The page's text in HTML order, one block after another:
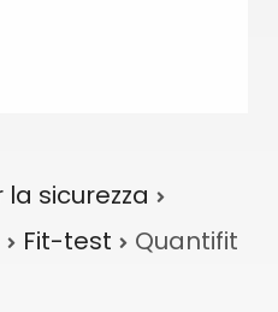
la sicurezza
Fit-test
Quantifit